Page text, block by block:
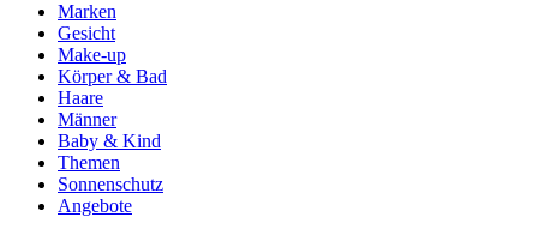
Marken
Gesicht
Make-up
Körper & Bad
Haare
Männer
Baby & Kind
Themen
Sonnenschutz
Angebote